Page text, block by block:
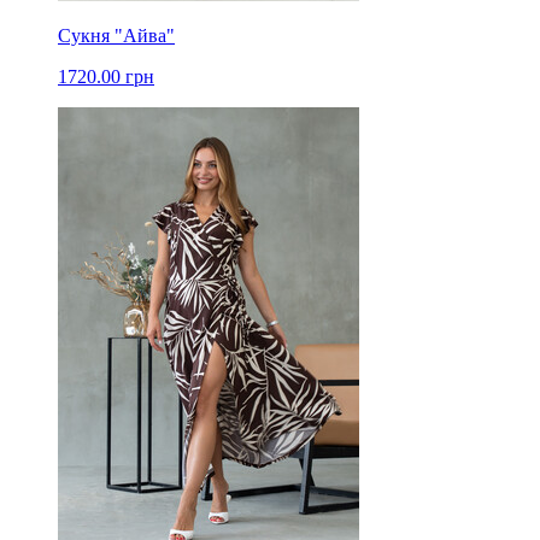
Сукня "Айва"
1720.00 грн